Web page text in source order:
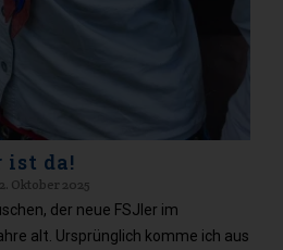
ist da!
2. Oktober 2025
der neue FSJler im
alt. Ursprünglich komme ich aus